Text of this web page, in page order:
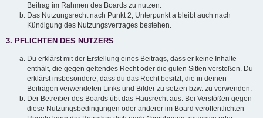
Beitrag im Rahmen des Boards zu nutzen.
Das Nutzungsrecht nach Punkt 2, Unterpunkt a bleibt auch nach
Kündigung des Nutzungsvertrages bestehen.
3. PFLICHTEN DES NUTZERS
Du erklärst mit der Erstellung eines Beitrags, dass er keine Inhalte
enthält, die gegen geltendes Recht oder die guten Sitten verstoßen. Du
erklärst insbesondere, dass du das Recht besitzt, die in deinen
Beiträgen verwendeten Links und Bilder zu setzen bzw. zu verwenden.
Der Betreiber des Boards übt das Hausrecht aus. Bei Verstößen gegen
diese Nutzungsbedingungen oder anderer im Board veröffentlichten